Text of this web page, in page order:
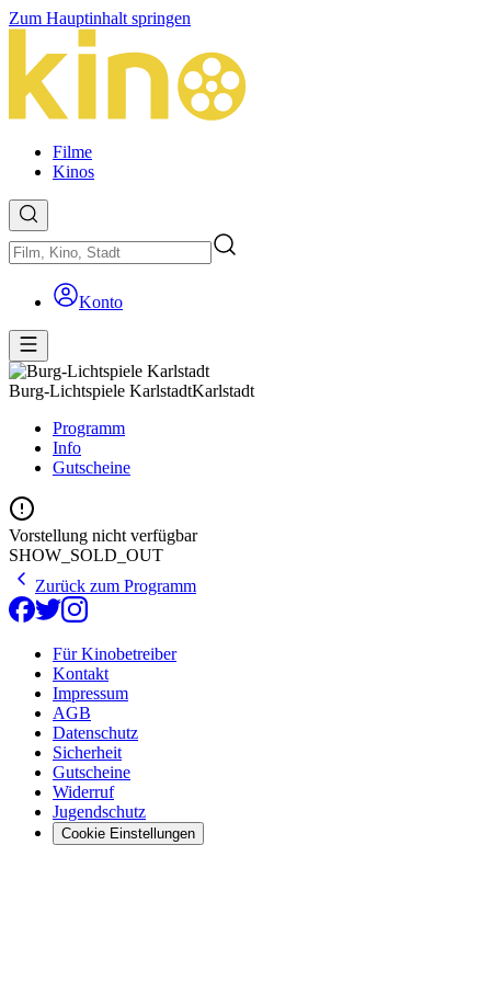
Zum Hauptinhalt springen
Filme
Kinos
Konto
Burg-Lichtspiele KarlstadtKarlstadt
Programm
Info
Gutscheine
Vorstellung nicht verfügbar
SHOW_SOLD_OUT
Zurück zum Programm
Für Kinobetreiber
Kontakt
Impressum
AGB
Datenschutz
Sicherheit
Gutscheine
Widerruf
Jugendschutz
Cookie Einstellungen